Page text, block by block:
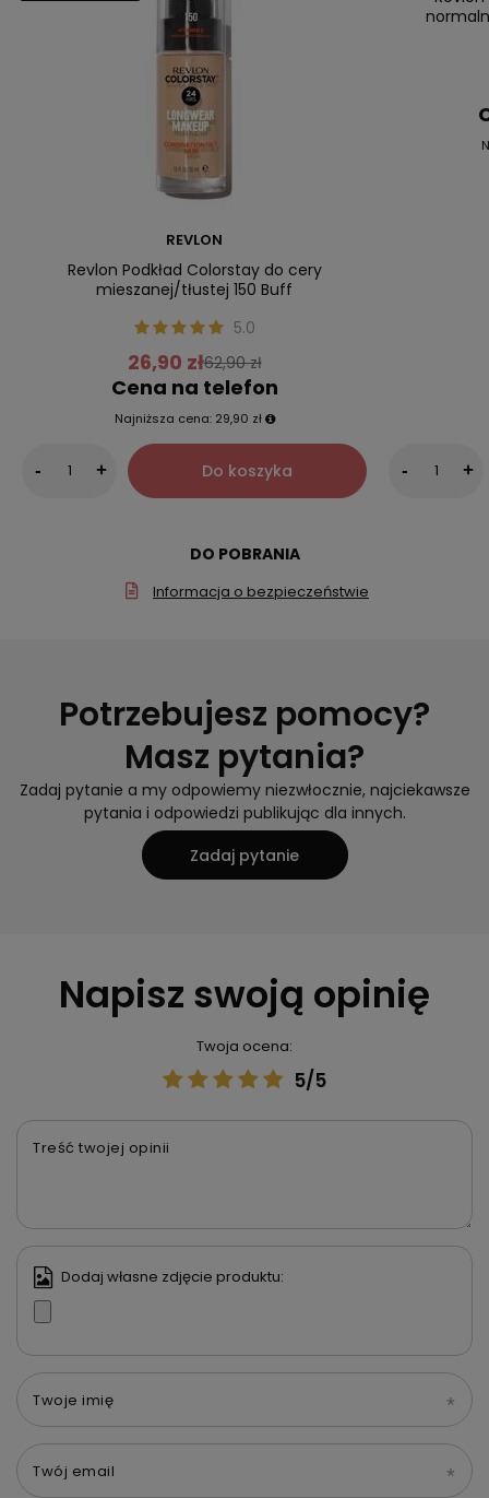
REVLON
Revlon Podkład Colorstay do cery
mieszanej/tłustej 150 Buff
5.0
26,90 zł62,90 zł
Cena na telefon
Najniższa cena: 29,90 zł
- + Do koszyka - +
DO POBRANIA
Informacja o bezpieczeństwie
Potrzebujesz pomocy?
Masz pytania?
Zadaj pytanie a my odpowiemy niezwłocznie, najciekawsze
pytania i odpowiedzi publikując dla innych.
Zadaj pytanie
Napisz swoją opinię
Twoja ocena:
5/5
Treść twojej opinii
Dodaj własne zdjęcie produktu:
Twoje imię
Twój email